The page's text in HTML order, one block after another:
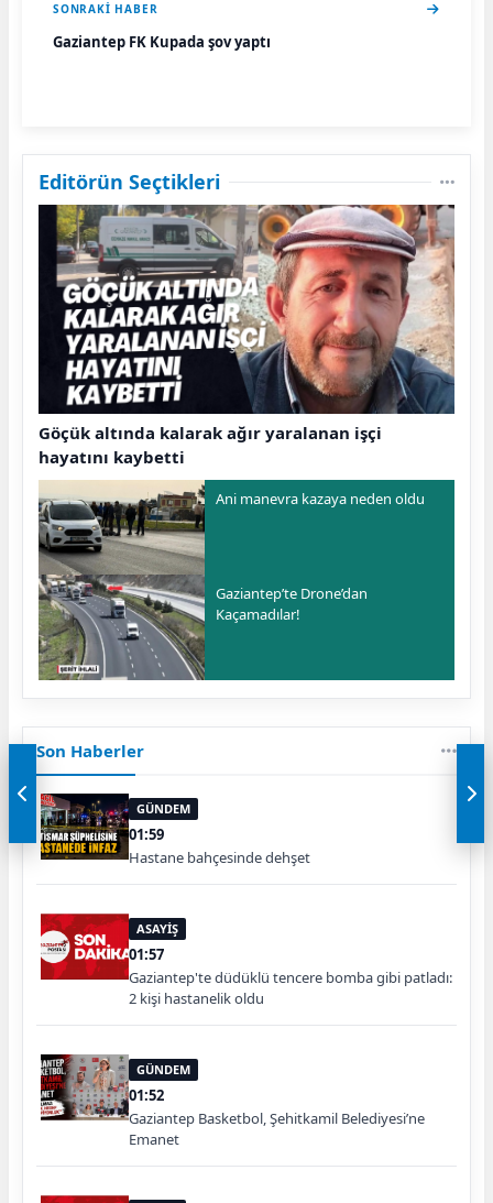
SONRAKI HABER
Gaziantep FK Kupada şov yaptı
Editörün Seçtikleri
Göçük altında kalarak ağır yaralanan işçi
hayatını kaybetti
Ani manevra kazaya neden oldu
Gaziantep’te Drone’dan
Kaçamadılar!
Son Haberler
GÜNDEM
01:59
Hastane bahçesinde dehşet
ASAYİŞ
01:57
Gaziantep'te düdüklü tencere bomba gibi patladı:
2 kişi hastanelik oldu
GÜNDEM
01:52
Gaziantep Basketbol, Şehitkamil Belediyesi’ne
Emanet